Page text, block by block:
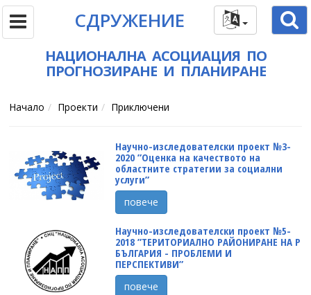
СДРУЖЕНИЕ
НАЦИОНАЛНА АСОЦИАЦИЯ ПО
ПРОГНОЗИРАНЕ И ПЛАНИРАНЕ
Начало Проекти Приключени
Научно-изследователски проект №3-
2020 ”Оценка на качеството на
областните стратегии за социални
услуги”
повече
Научно-изследователски проект №5-
2018 ”ТЕРИТОРИАЛНО РАЙОНИРАНЕ НА Р
БЪЛГАРИЯ - ПРОБЛЕМИ И
ПЕРСПЕКТИВИ”
повече